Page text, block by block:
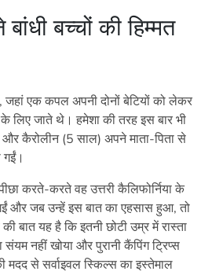
बच्चों की हिम्मत
जहां एक कपल अपनी दोनों बेटियों को लेकर
लिए जाते थे। हमेशा की तरह इस बार भी
और कैरोलीन (5 साल) अपने माता-पिता से
करते-करते वह उत्तरी कैलिफोर्निया के
और जब उन्हें इस बात का एहसास हुआ, तो
बात यह है कि इतनी छोटी उम्र में रास्ता
नहीं खोया और पुरानी कैंपिंग ट्रिप्स
मदद से सर्वाइवल स्किल्स का इस्तेमाल